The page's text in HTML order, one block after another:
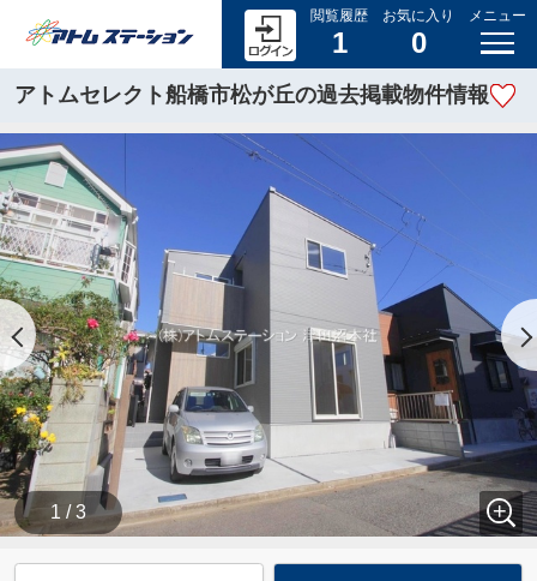
閲覧履歴
1
お気に入り
0
メニュー
アトムセレクト船橋市松が丘の過去掲載物件情報
1 / 3